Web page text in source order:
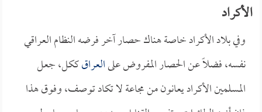
الأكراد
وفي بلاد الأكراد خاصة هناك حصار آخر فرضه النظام العراقي
نفسه، فضلاً عن الحصار المفروض علىالعراقككل، جعل
المسلمين الأكراد يعانون من مجاعة لا تكاد توصف، وفوق هذا